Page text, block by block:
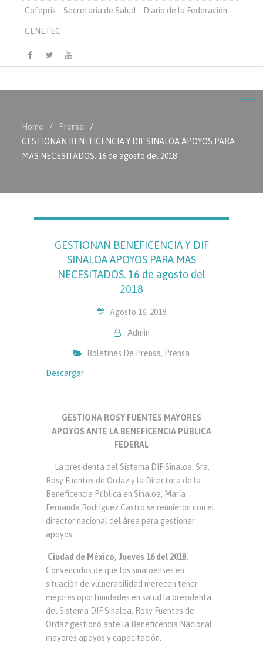
Cofepris Secretaría de Salud Diario de la Federación
CENETEC
Facebook
TwitterYoutube
Home
Prensa
GESTIONAN BENEFICENCIA Y DIF SINALOA APOYOS PARA
MAS NECESITADOS. 16 de agosto del 2018
GESTIONAN BENEFICENCIA Y DIF
SINALOA APOYOS PARA MAS
NECESITADOS. 16 de agosto del
2018
Agosto 16, 2018
Admin
Boletines De Prensa, Prensa
Descargar
GESTIONA ROSY FUENTES MAYORES
APOYOS ANTE LA BENEFICENCIA PÚBLICA
FEDERAL
La presidenta del Sistema DIF Sinaloa, Sra.
Rosy Fuentes de Ordaz y la Directora de la
Beneficencia Pública en Sinaloa, María
Fernanda Rodríguez Castro se reunieron con el
director nacional del área para gestionar
apoyos.
Ciudad de México, Jueves 16 del 2018. –
Convencidos de que los sinaloenses en
situación de vulnerabilidad merecen tener
mejores oportunidades en salud la presidenta
del Sistema DIF Sinaloa, Rosy Fuentes de
Ordaz gestionó ante la Beneficencia Nacional
mayores apoyos y capacitación.